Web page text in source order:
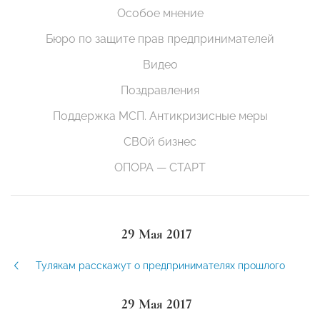
Особое мнение
Бюро по защите прав предпринимателей
Видео
Поздравления
Поддержка МСП. Антикризисные меры
СВОй бизнес
ОПОРА — СТАРТ
29 Мая 2017
Тулякам расскажут о предпринимателях прошлого
29 Мая 2017